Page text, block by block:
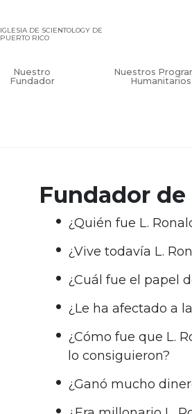
IGLESIA DE SCIENTOLOGY DE
PUERTO RICO
Nuestro
Fundador
Nuestros
Humanitarios
Fundador
¿Quién fue L.
¿Vive todavía L.
¿Cuál fue el papel
¿Le ha afectado a
¿Cómo fue que L.
lo consiguieron?
¿Ganó mucho